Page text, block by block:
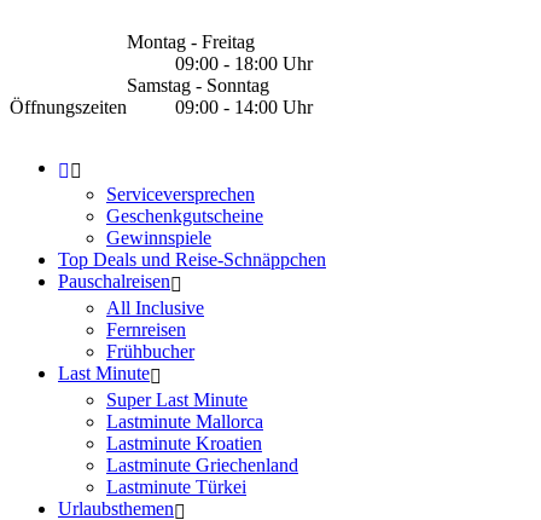
Öffnungszeiten
Montag - Freitag
09:00 - 18:00 Uhr
Samstag - Sonntag
09:00 - 14:00 Uhr
Serviceversprechen
Geschenkgutscheine
Gewinnspiele
Top Deals und Reise-Schnäppchen
Pauschalreisen
All Inclusive
Fernreisen
Frühbucher
Last Minute
Super Last Minute
Lastminute Mallorca
Lastminute Kroatien
Lastminute Griechenland
Lastminute Türkei
Urlaubsthemen